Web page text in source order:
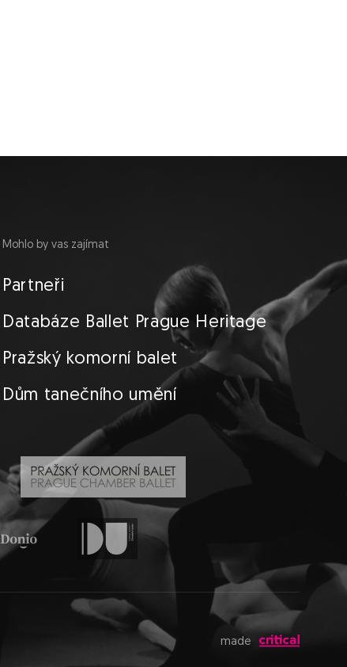
Mohlo by vas zajímat
Partneři
Databáze Ballet Prague Heritage
Pražský komorní balet
Dům tanečního umění
made